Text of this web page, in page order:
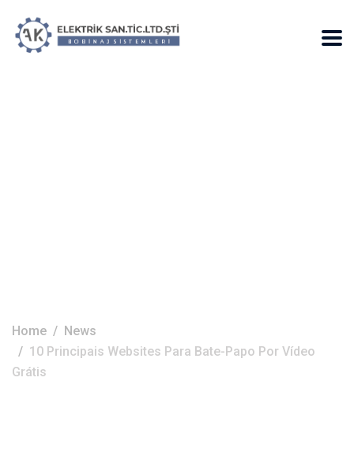
Home
News
10 Principais Websites Para Bate-Papo Por Vídeo
Grátis